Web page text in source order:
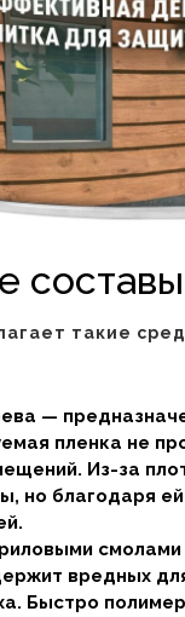
такие
—
пленка не
Из-за
но благодаря
вредных
Быстро